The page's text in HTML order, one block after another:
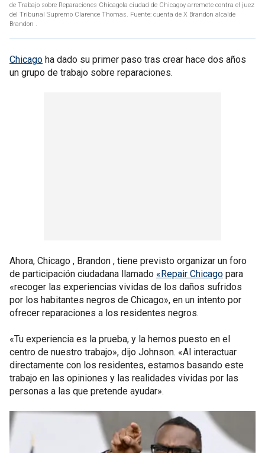
de Trabajo sobre Reparaciones Chicagola ciudad de Chicagoy arremete contra el juez
del Tribunal Supremo Clarence Thomas. Fuente: cuenta de X Brandon alcalde
Brandon .
Chicago ha dado su primer paso tras crear hace dos años
un grupo de trabajo sobre reparaciones.
Ahora, Chicago , Brandon , tiene previsto organizar un foro
de participación ciudadana llamado «Repair Chicago para
«recoger las experiencias vividas de los daños sufridos
por los habitantes negros de Chicago», en un intento por
ofrecer reparaciones a los residentes negros.
«Tu experiencia es la prueba, y la hemos puesto en el
centro de nuestro trabajo», dijo Johnson. «Al interactuar
directamente con los residentes, estamos basando este
trabajo en las opiniones y las realidades vividas por las
personas a las que pretende ayudar».